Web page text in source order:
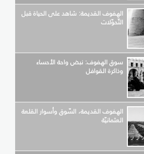
الهفوف القديمة: شاهد على الحياة قبل
التّحوّلات
سوق الهفوف: نبض واحة الأحساء
وذاكرة القوافل
الهفوف القديمة، السّوق وأسوار القلعة
العثمانيّة